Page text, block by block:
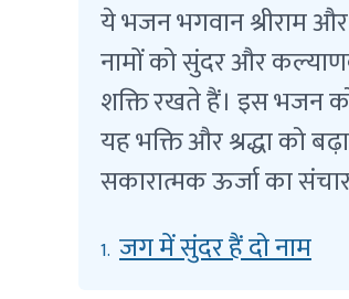
ये भजन भगवान श्रीराम
नामों को सुंदर और
शक्ति रखते हैं। इस भजन
यह भक्ति और श्रद्धा को
सकारात्मक ऊर्जा का
1. जग में सुंदर हैं दो नाम